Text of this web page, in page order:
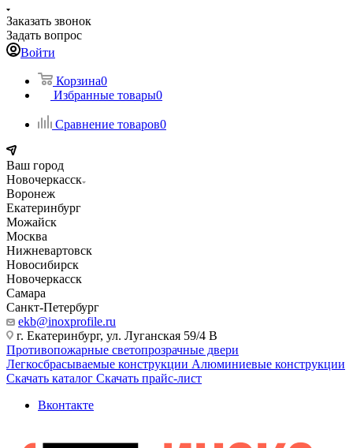
Заказать звонок
Задать вопрос
Войти
Корзина0
Избранные товары0
Сравнение товаров0
Ваш город
Новочеркасск
Воронеж
Екатеринбург
Можайск
Москва
Нижневартовск
Новосибирск
Новочеркасск
Самара
Санкт-Петербург
ekb@inoxprofile.ru
г. Екатеринбург, ул. Луганская 59/4 В
Противопожарные светопрозрачные двери
Легкосбрасываемые конструкции Алюминиевые конструкции
Скачать каталог Скачать прайс-лист
Вконтакте